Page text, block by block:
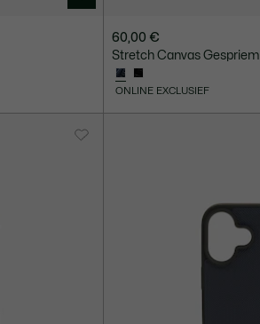
60,00 €
Stretch Canvas Gespriem
ONLINE EXCLUSIEF